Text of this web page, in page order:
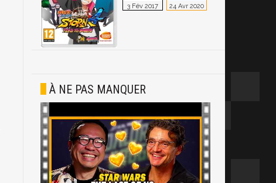
3 Fév 2017 24 Avr 2020
À NE PAS MANQUER